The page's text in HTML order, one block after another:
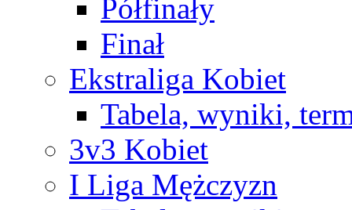
Półfinały
Finał
Ekstraliga Kobiet
Tabela, wyniki,
3v3 Kobiet
I Liga Mężczyzn